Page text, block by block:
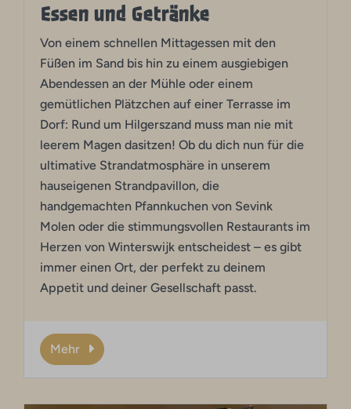
Essen und Getränke
Von einem schnellen Mittagessen mit den
Füßen im Sand bis hin zu einem ausgiebigen
Abendessen an der Mühle oder einem
gemütlichen Plätzchen auf einer Terrasse im
Dorf: Rund um Hilgerszand muss man nie mit
leerem Magen dasitzen! Ob du dich nun für die
ultimative Strandatmosphäre in unserem
hauseigenen Strandpavillon, die
handgemachten Pfannkuchen von Sevink
Molen oder die stimmungsvollen Restaurants im
Herzen von Winterswijk entscheidest – es gibt
immer einen Ort, der perfekt zu deinem
Appetit und deiner Gesellschaft passt.
Mehr